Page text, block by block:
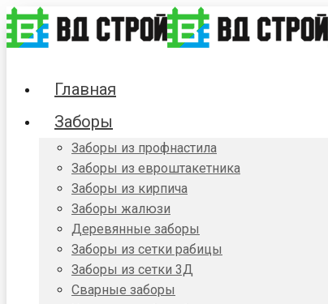
Главная
Заборы
Заборы из профнастила
Заборы из евроштакетника
Заборы из кирпича
Заборы жалюзи
Деревянные заборы
Заборы из сетки рабицы
Заборы из сетки 3Д
Сварные заборы